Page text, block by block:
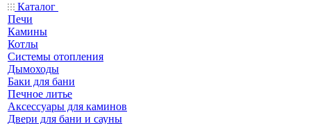
Каталог
Печи
Камины
Котлы
Системы отопления
Дымоходы
Баки для бани
Печное литье
Аксессуары для каминов
Двери для бани и сауны